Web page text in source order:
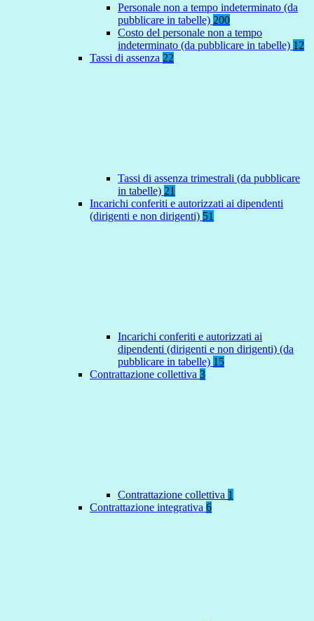
Personale non a tempo indeterminato (da
pubblicare in tabelle) 200
Costo del personale non a tempo
indeterminato (da pubblicare in tabelle) 12
Tassi di assenza 22
Tassi di assenza trimestrali (da pubblicare
in tabelle) 21
Incarichi conferiti e autorizzati ai dipendenti
(dirigenti e non dirigenti) 51
Incarichi conferiti e autorizzati ai
dipendenti (dirigenti e non dirigenti) (da
pubblicare in tabelle) 15
Contrattazione collettiva 3
Contrattazione collettiva 1
Contrattazione integrativa 6